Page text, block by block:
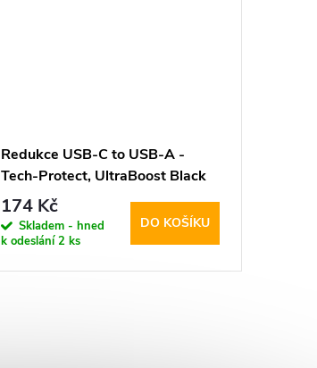
Redukce USB-C to USB-A -
Tech-Protect, UltraBoost Black
174 Kč
Skladem - hned
k odeslání2 ks
DO KOŠÍKU